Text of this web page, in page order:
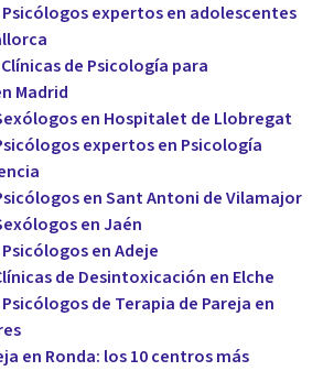
Psicólogos expertos en adolescentes
de Psicología para
Madrid
en Hospitalet de Llobregat
expertos en Psicología
en Sant Antoni de Vilamajor
en Jaén
en Adeje
de Desintoxicación en Elche
de Terapia de Pareja en
en Ronda: los 10 centros más